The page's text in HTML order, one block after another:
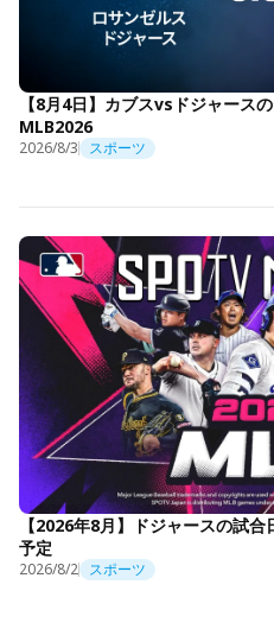
【8月4日】カブスvsドジャース
MLB2026
2026/8/3 スポーツ
【2026年8月】ドジャースの試
予定
2026/8/2 スポーツ